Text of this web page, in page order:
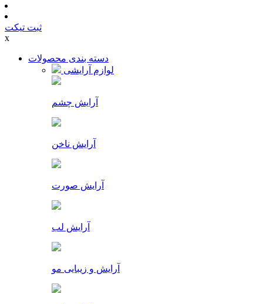
ثبت تیکت
x
دسته بندی محصولات
لوازم آرایشی
آرایش چشم
آرایش ناخن
آرایش صورت
آرایش لب
آرایش و زیبایی مو